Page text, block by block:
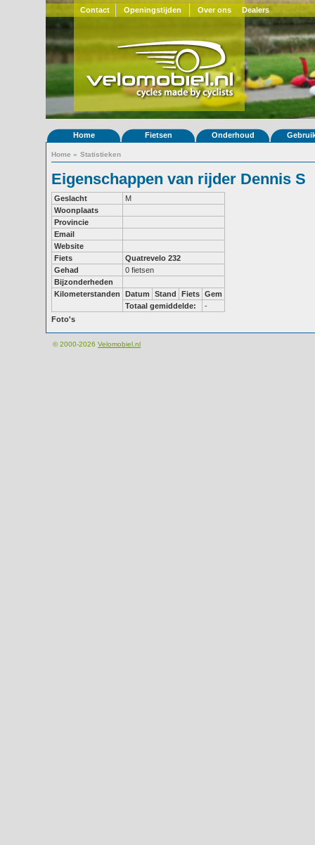
Contact Openingstijden Over ons Dealers
Home Fietsen Onderhoud
Home » Statistieken
Eigenschappen van rijder Dennis S
Geslacht
M
Woonplaats
Provincie
Email
Website
Fiets
Quatrevelo 232
Gehad
0 fietsen
Bijzonderheden
Kilometerstanden
Datum Stand Fiets Gem
Totaal gemiddelde:
-
Foto's
© 2000-2026 Velomobiel.nl